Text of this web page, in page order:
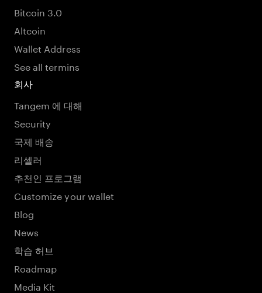
Bitcoin 3.0
Altcoin
Wallet Address
See all termins
회사
Tangem 에 대해
Security
국제 배송
리셀러
추천인 프로그램
Customize your wallet
Blog
News
학습 허브
Roadmap
Media Kit